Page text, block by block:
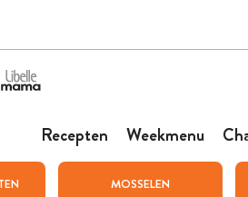
Recepten Weekmenu
MOSSELEN